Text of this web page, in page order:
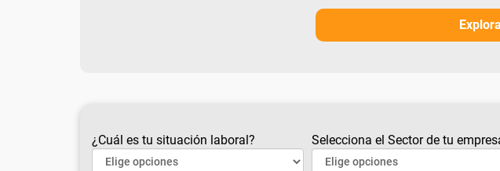
¿Cuál es tu situación laboral? Selecciona el Sector de tu